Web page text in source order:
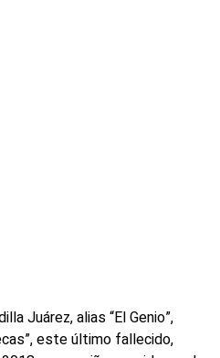
Juárez, alias “El Genio”,
este último fallecido,